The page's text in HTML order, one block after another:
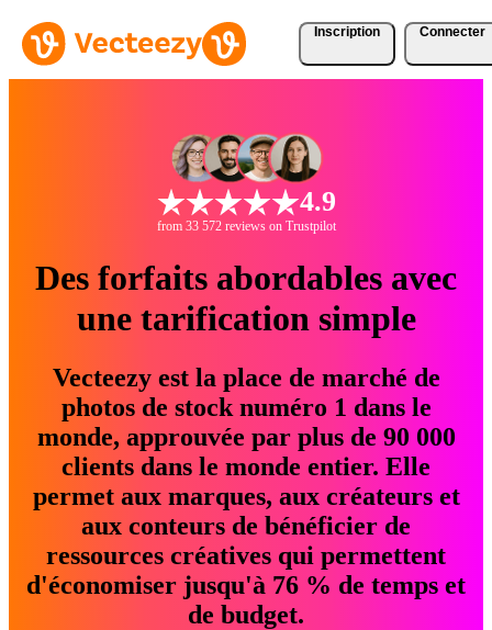
Inscription Connecter
4.9
from 33 572 reviews on Trustpilot
Des forfaits abordables avec
une tarification simple
Vecteezy est la place de marché de
photos de stock numéro 1 dans le
monde, approuvée par plus de 90 000
clients dans le monde entier. Elle
permet aux marques, aux créateurs et
aux conteurs de bénéficier de
ressources créatives qui permettent
d'économiser jusqu'à 76 % de temps et
de budget.